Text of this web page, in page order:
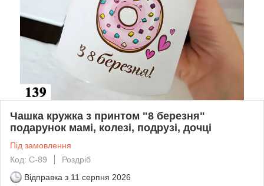
Чашка кружка з принтом "8 березня"
подарунок мамі, колезі, подрузі, дочці
Під замовлення
Код: С-89
Роздріб
Відправка з 11 серпня 2026